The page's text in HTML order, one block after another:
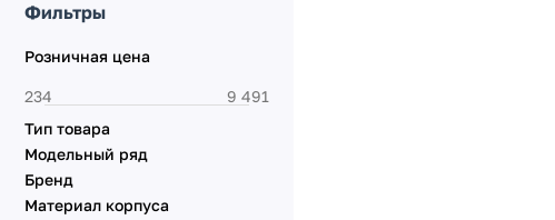
Фильтры
Розничная цена
Тип товара
Модельный ряд
Бренд
Материал корпуса